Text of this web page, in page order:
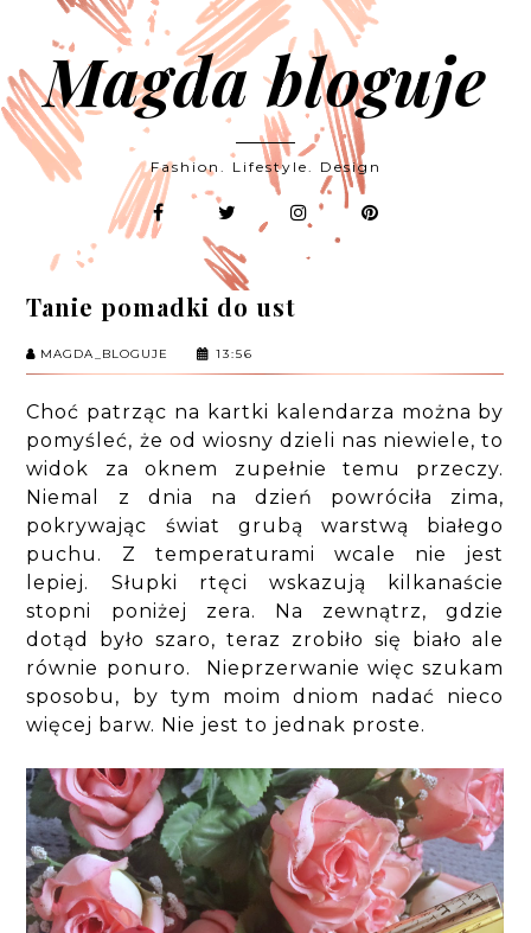
Magda bloguje
Fashion. Lifestyle. Design
Tanie pomadki do ust
MAGDA_BLOGUJE 13:56
Choć patrząc na kartki kalendarza można by
pomyśleć, że od wiosny dzieli nas niewiele, to
widok za oknem zupełnie temu przeczy.
Niemal z dnia na dzień powróciła zima,
pokrywając świat grubą warstwą białego
puchu. Z temperaturami wcale nie jest
lepiej. Słupki rtęci wskazują kilkanaście
stopni poniżej zera. Na zewnątrz, gdzie
dotąd było szaro, teraz zrobiło się biało ale
równie ponuro. Nieprzerwanie więc szukam
sposobu, by tym moim dniom nadać nieco
więcej barw. Nie jest to jednak proste.